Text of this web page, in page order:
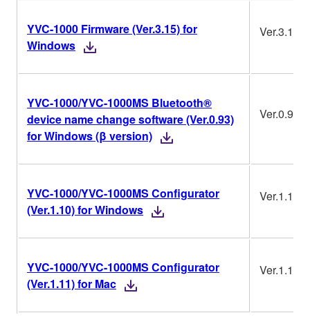
YVC-1000 Firmware (Ver.3.15) for
Windows
Ver.3.15
YVC-1000/YVC-1000MS Bluetooth®
device name change software (Ver.0.93)
for Windows (β version)
Ver.0.93
YVC-1000/YVC-1000MS Configurator
(Ver.1.10) for Windows
Ver.1.10
YVC-1000/YVC-1000MS Configurator
(Ver.1.11) for Mac
Ver.1.11